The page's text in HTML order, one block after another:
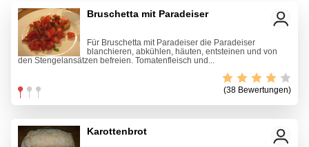
Bruschetta mit Paradeiser
Für Bruschetta mit Paradeiser die Paradeiser
blanchieren, abkühlen, häuten, entsteinen und von
den Stengelansätzen befreien. Tomatenfleisch und...
(38 Bewertungen)
Karottenbrot